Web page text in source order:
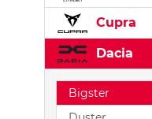
Cupra
Dacia
Bigster